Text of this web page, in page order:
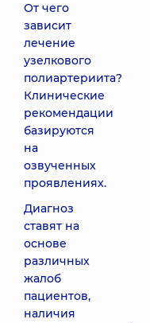
От чего
зависит
лечение
узелкового
полиартериита?
Клинические
рекомендации
базируются
на
озвученных
проявлениях.
Диагноз
ставят на
основе
различных
жалоб
пациентов,
наличия